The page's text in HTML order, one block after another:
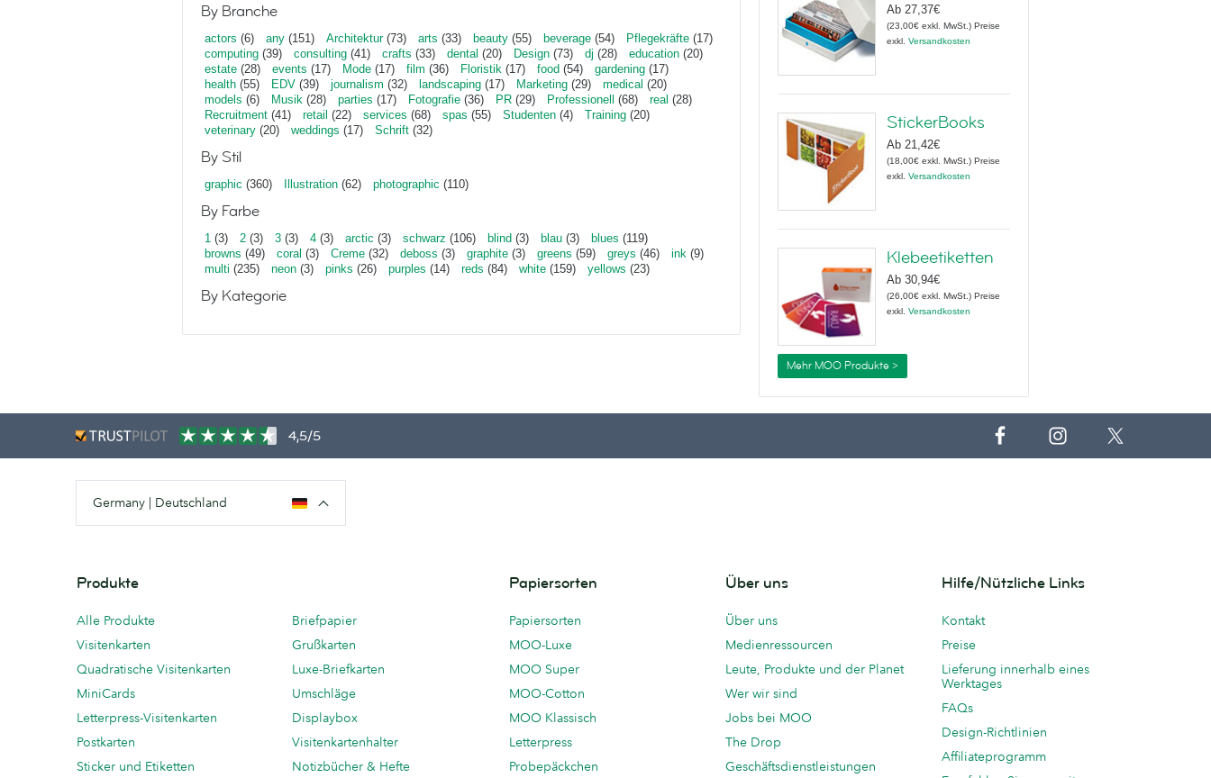
By Branche
actors (6) any (151) Architektur(73) arts (33) beauty (55) beverage (54) Pflegekräfte (17)
computing (39) consulting (41) crafts (33) dental (20) Design (73) dj (28) education (20)
estate (28) events (17) Mode (17) film (36) Floristik (17) food (54) gardening (17)
health (55) EDV (39) journalism (32) landscaping (17) Marketing (29) medical (20)
models (6) Musik (28) parties (17) Fotografie (36) PR (29) Professionell (68) real (28)
Recruitment (41) retail (22) services (68) spas (55) Studenten (4) Training (20)
veterinary (20) weddings (17) Schrift (32)
By Stil
graphic (360) Illustration (62) photographic (110)
By Farbe
1 (3) 2 (3) 3 (3) 4 (3) arctic (3) schwarz (106) blind (3) blau (3) blues (119)
browns (49) coral (3) Creme (32) deboss (3) graphite (3) greens (59) greys (46) ink (9)
multi (235) neon (3) pinks (26) purples (14) reds (84) white (159) yellows (23)
By Kategorie
Ab 27,37€
(23,00€ exkl. MwSt. ) Preise
exkl. Versandkosten
StickerBooks
Ab 21,42€
(18,00€ exkl. MwSt. ) Preise
exkl. Versandkosten
Klebeetiketten
Ab 30,94€
(26,00€ exkl. MwSt. ) Preise
exkl. Versandkosten
Mehr MOO Produkte >
4,5/5
Germany | Deutschland
Produkte
Alle Produkte
Visitenkarten
Quadratische Visitenkarten
MiniCards
Letterpress-Visitenkarten
Postkarten
Sticker und Etiketten
Briefpapier
Grußkarten
Luxe-Briefkarten
Umschläge
Displaybox
Visitenkartenhalter
Notizbücher & Hefte
Papiersorten
Papiersorten
MOO-Luxe
MOO Super
MOO-Cotton
MOO Klassisch
Letterpress
Probepäckchen
Über uns
Über uns
Medienressourcen
Leute, Produkte und der Planet
Wer wir sind
Jobs bei MOO
The Drop
Geschäftsdienstleistungen
Hilfe/Nützliche Links
Kontakt
Preise
Lieferung innerhalb eines
Werktages
FAQs
Design-Richtlinien
Affiliateprogramm